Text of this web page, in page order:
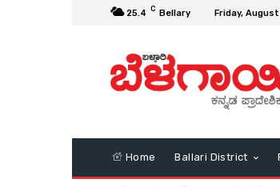
25.4 C Bellary Friday,
Home Ballari District